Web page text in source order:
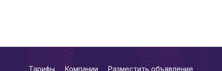
Тарифы Компании Разместить объявление